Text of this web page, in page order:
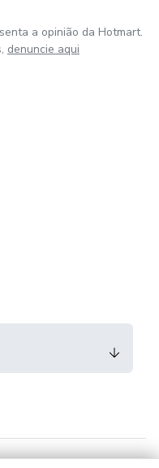
a opinião da Hotmart.
denuncie aqui